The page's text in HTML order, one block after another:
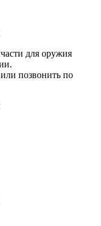
для оружия
позвонить по